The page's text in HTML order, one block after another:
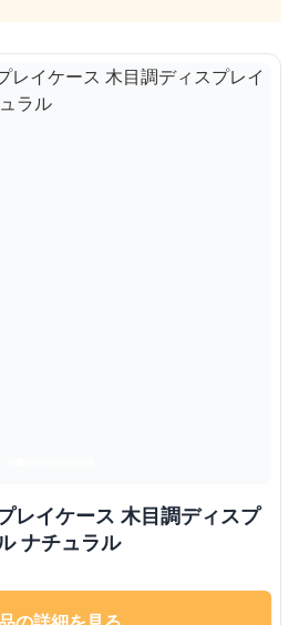
レイケース 木目調ディスプ
ナチュラル